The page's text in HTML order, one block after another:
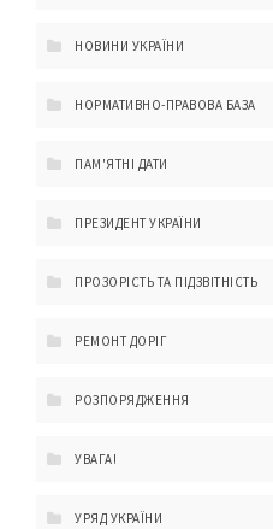
НОВИНИ УКРАЇНИ
НОРМАТИВНО-ПРАВОВА БАЗА
ПАМ'ЯТНІ ДАТИ
ПРЕЗИДЕНТ УКРАЇНИ
ПРОЗОРІСТЬ ТА ПІДЗВІТНІСТЬ
РЕМОНТ ДОРІГ
РОЗПОРЯДЖЕННЯ
УВАГА!
УРЯД УКРАЇНИ